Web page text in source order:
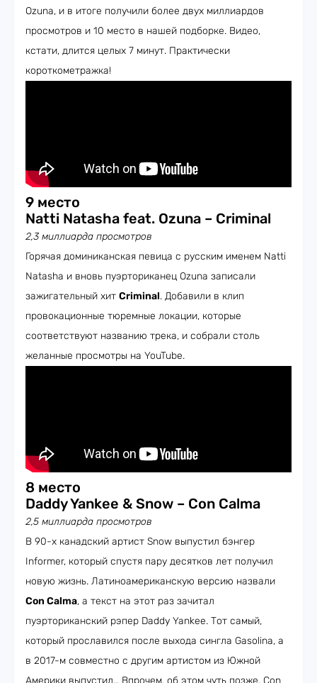
Ozuna, и в итоге получили более двух миллиардов
просмотров и 10 место в нашей подборке. Видео,
кстати, длится целых 7 минут. Практически
короткометражка!
9 место
Natti Natasha feat. Ozuna – Criminal
2,3 миллиарда просмотров
Горячая доминиканская певица с русским именем Natti
Natasha и вновь пуэрториканец Ozuna записали
зажигательный хит Criminal. Добавили в клип
провокационные тюремные локации, которые
соответствуют названию трека, и собрали столь
желанные просмотры на YouTube.
8 место
Daddy Yankee & Snow – Con Calma
2,5 миллиарда просмотров
В 90-х канадский артист Snow выпустил бэнгер
Informer, который спустя пару десятков лет получил
новую жизнь. Латиноамериканскую версию назвали
Con Calma, а текст на этот раз зачитал
пуэрториканский рэпер Daddy Yankee. Тот самый,
который прославился после выхода сингла Gasolina, а
в 2017-м совместно с другим артистом из Южной
Америки выпустил… Впрочем, об этом чуть позже. Con